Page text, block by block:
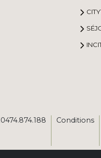
Conditions